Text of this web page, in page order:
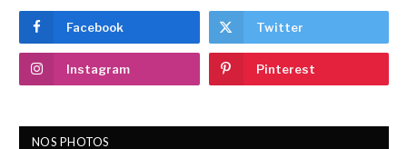
Facebook Twitter
Instagram Pinterest
NOS PHOTOS